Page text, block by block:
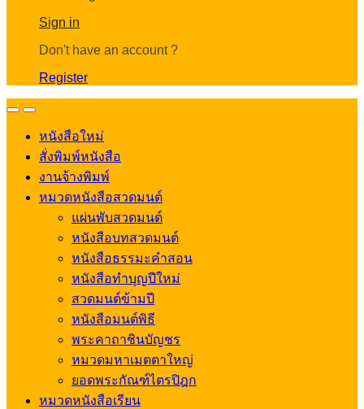
Sign in
Don't have an account ?
Register
OpenClose
หนังสือใหม่
สั่งพิมพ์หนังสือ
งานจ้างพิมพ์
หมวดหนังสือสวดมนต์
แผ่นพับสวดมนต์
หนังสือบทสวดมนต์
หนังสือธรรมะคำสอน
หนังสือทำบุญปีใหม่
สวดมนต์ข้ามปี
หนังสือมนต์พิธี
พระคาถาชินบัญชร
หมวดมหาเมตตาใหญ่
ยอดพระกัณฑ์ไตรปิฎก
หมวดหนังสือเรียน